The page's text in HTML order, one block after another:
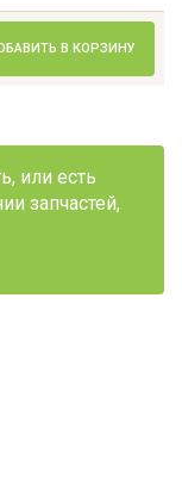
В КОРЗИНУ
или есть
запчастей,